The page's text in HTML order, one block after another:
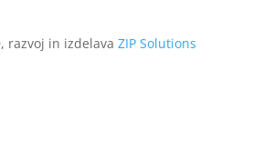
razvoj in izdelava ZIP Solutions